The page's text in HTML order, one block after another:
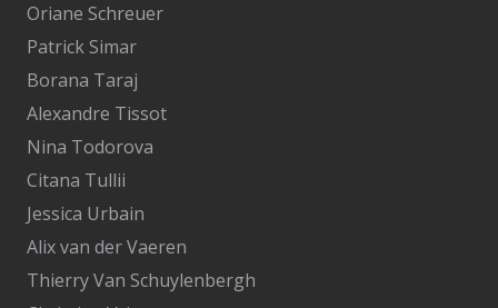
Oriane Schreuer
Patrick Simar
Borana Taraj
Alexandre Tissot
Nina Todorova
Citana Tullii
Jessica Urbain
Alix van der Vaeren
Thierry Van Schuylenbergh